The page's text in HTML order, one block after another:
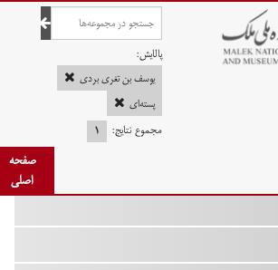
صفحه اصلی
پالایش:
یوسف بن تغری بردی
پسته‌ای
مجموع نتایج:
۱
صفحه
اصلی